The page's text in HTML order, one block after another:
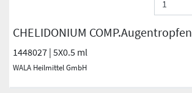
CHELIDONIUM COMP.Augentropfen
1448027 | 5X0.5 ml
WALA Heilmittel GmbH